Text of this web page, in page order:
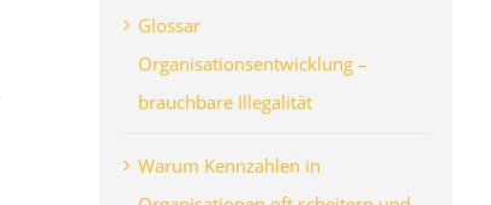
Glossar
Organisationsentwicklung –
brauchbare Illegalität
Warum Kennzahlen in